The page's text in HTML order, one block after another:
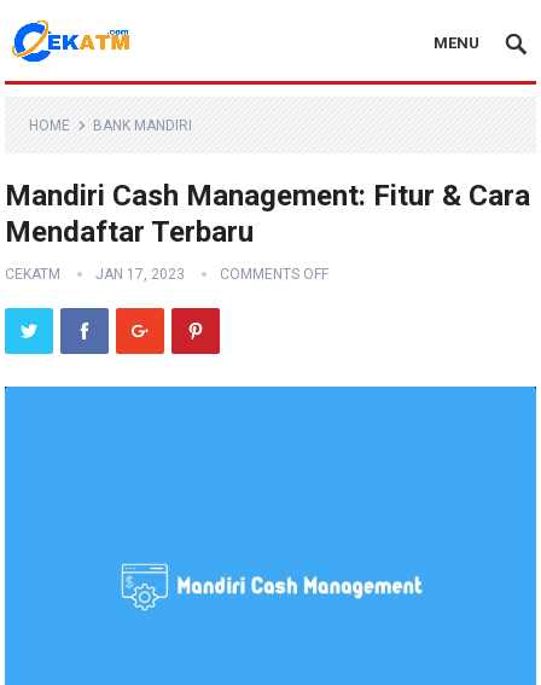
MENU
HOME BANK MANDIRI
Mandiri Cash Management: Fitur & Cara
Mendaftar Terbaru
CEKATM JAN 17, 2023 COMMENTS OFF